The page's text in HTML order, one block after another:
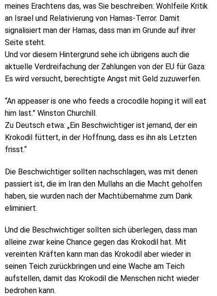
meines Erachtens das, was Sie beschreiben: Wohlfeile Kritik
an Israel und Relativierung von Hamas-Terror. Damit
signalisiert man der Hamas, dass man im Grunde auf ihrer
Seite steht.
Und vor diesem Hintergrund sehe ich übrigens auch die
aktuelle Verdreifachung der Zahlungen von der EU für Gaza:
Es wird versucht, berechtigte Angst mit Geld zuzuwerfen.
“An appeaser is one who feeds a crocodile hoping it will eat
him last.” Winston Churchill.
Zu Deutsch etwa: „Ein Beschwichtiger ist jemand, der ein
Krokodil füttert, in der Hoffnung, dass es ihn als Letzten
frisst.“
Die Beschwichtiger sollten nachschlagen, was mit denen
passiert ist, die im Iran den Mullahs an die Macht geholfen
haben, sie wurden nach der Machtübernahme zum Dank
eliminiert.
Und die Beschwichtiger sollten sich überlegen, dass man
alleine zwar keine Chance gegen das Krokodil hat. Mit
vereinten Kräften kann man das Krokodil aber wieder in
seinen Teich zurückbringen und eine Wache am Teich
aufstellen, damit das Krokodil die Menschen nicht wieder
bedrohen kann.